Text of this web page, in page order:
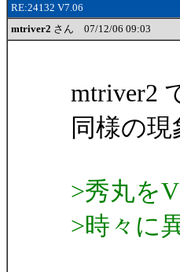
RE:24132 V7.06
mtriver2 さん 07/12/06 09:03
mtriver2
同様の
>秀丸を
>時々に